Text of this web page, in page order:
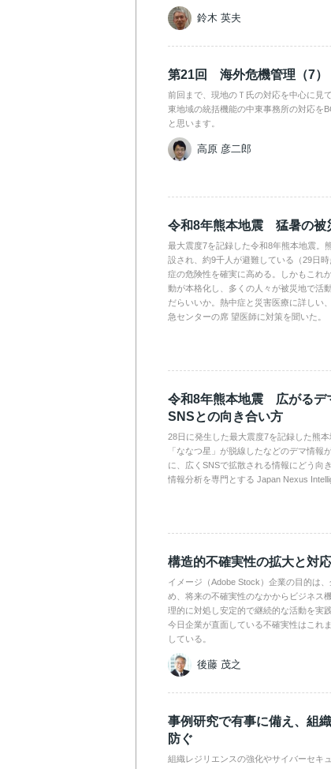
鈴木 英夫
第21回 海外危機管理（7）
前回まで、現地のＴ氏の対応を中心に見
東地域の統括機能の中東事務所の対応を
と思います。
高原 彦二郎
令和8年熊本地震 猛暑の被
最大震度7を記録した令和8年熊本地震。
設され、約9千人が避難している（29日
症の危険性を確実に高める。しかもこれ
動が本格化し、多くの人々が被災地で活
だらいいか。熱中症と災害医療に詳しい
急センターの席 望医師に対策を聞いた。
令和8年熊本地震 広がるデ
SNSとの向き合い方
28日に発生した最大震度7を記録した熊
「ななつ星」が脱線したなどのデマ情報
に、広くSNSで拡散される情報にどう向
情報分析を専門とする Japan Nexus
構造的不確実性の拡大と対
イメージ（Adobe Stock）企業の目的は
め、将来の不確実性のなかからビジネス
理的に対処し安定的で継続的な活動を実
今日企業が直面している不確実性はこれ
している。
後藤 茂之
事例研究で有事に備え、組
防ぐ
組織レジリエンスの強化やサイバーセキ